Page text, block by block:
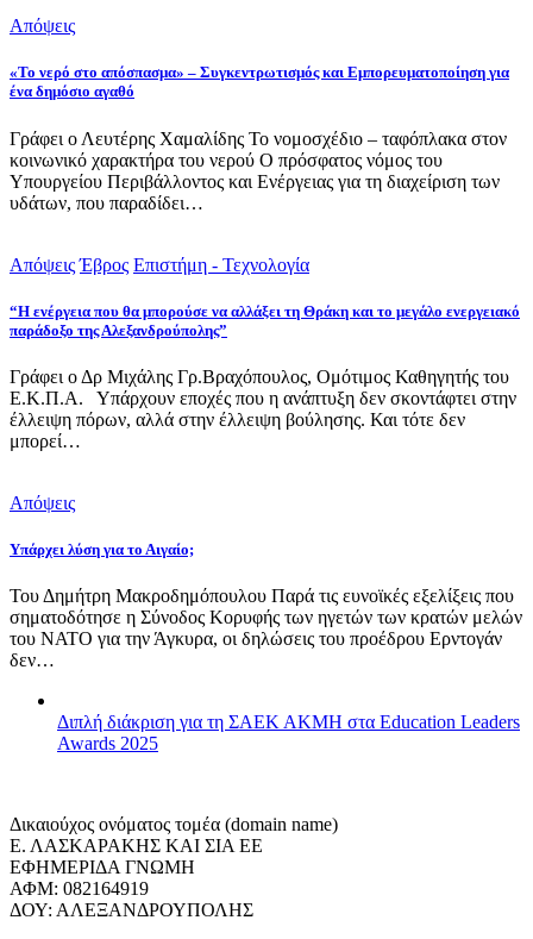
Απόψεις
«Το νερό στο απόσπασμα» – Συγκεντρωτισμός και Εμπορευματοποίηση για
ένα δημόσιο αγαθό
Γράφει ο Λευτέρης Χαμαλίδης Το νομοσχέδιο – ταφόπλακα στον
κοινωνικό χαρακτήρα του νερού Ο πρόσφατος νόμος του
Υπουργείου Περιβάλλοντος και Ενέργειας για τη διαχείριση των
υδάτων, που παραδίδει…
Απόψεις Έβρος Επιστήμη - Τεχνολογία
“Η ενέργεια που θα μπορούσε να αλλάξει τη Θράκη και το μεγάλο ενεργειακό
παράδοξο της Αλεξανδρούπολης”
Γράφει ο Δρ Μιχάλης Γρ.Βραχόπουλος, Ομότιμος Καθηγητής του
Ε.Κ.Π.Α. Υπάρχουν εποχές που η ανάπτυξη δεν σκοντάφτει στην
έλλειψη πόρων, αλλά στην έλλειψη βούλησης. Και τότε δεν
μπορεί…
Απόψεις
Υπάρχει λύση για το Αιγαίο;
Του Δημήτρη Μακροδημόπουλου Παρά τις ευνοϊκές εξελίξεις που
σηματοδότησε η Σύνοδος Κορυφής των ηγετών των κρατών μελών
του ΝΑΤΟ για την Άγκυρα, οι δηλώσεις του προέδρου Ερντογάν
δεν…
Διπλή διάκριση για τη ΣΑΕΚ ΑΚΜΗ στα Education Leaders
Awards 2025
Δικαιούχος ονόματος τομέα (domain name)
Ε. ΛΑΣΚΑΡΑΚΗΣ ΚΑΙ ΣΙΑ ΕΕ
ΕΦΗΜΕΡΙΔΑ ΓΝΩΜΗ
ΑΦΜ: 082164919
ΔΟΥ: ΑΛΕΞΑΝΔΡΟΥΠΟΛΗΣ